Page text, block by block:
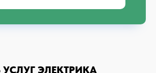
ЭЛЕКТРИКА